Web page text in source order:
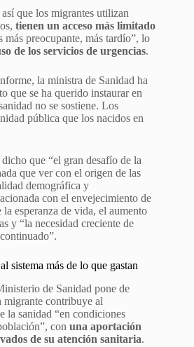
que los migrantes utilizan
tienen un acceso más limitado
más preocupante, más tardío”, lo
de los servicios de urgencias.
la ministra de Sanidad ha
que se ha querido instaurar en
no se sostiene. Los
pública que los nacidos en
que “el gran desafío de la
que ver con el origen de las
demográfica y
con el envejecimiento de
esperanza de vida, el aumento
y “la necesidad creciente de
sistema más de lo que gastan
de Sanidad pone de
contribuye al
la sanidad “en condiciones
con una aportación
de su atención sanitaria.